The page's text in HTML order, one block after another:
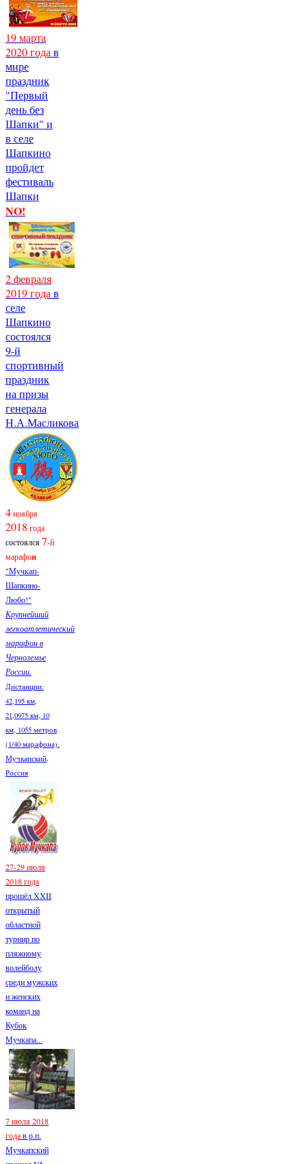
19 марта
2020 года в
мире
праздник
"Первый
день без
Шапки" и
в селе
Шапкино
пройдет
фестиваль
Шапки
NO!
2 февраля
2019 года в
селе
Шапкино
состоялся
9-й
спортивный
праздник
на призы
генерала
Н.А.Масликова
4ноября
2018 года
состоялся7-й
марафон
"Мучкап-
Шапкино-
Любо!"
Крупнейший
легкоатлетический
марафон в
Черноземье
России.
Дистанции:
42,195 км,
21,0975 км, 10
км, 1055 метров
(1/40 марафона).
Мучкапский,
Россия
27-29 июля
2018 года
прошёл XXII
открытый
областной
турнир по
пляжному
волейболу
среди мужских
и женских
команд на
Кубок
Мучкапа...
7 июля 2018
годав р.п.
Мучкапский